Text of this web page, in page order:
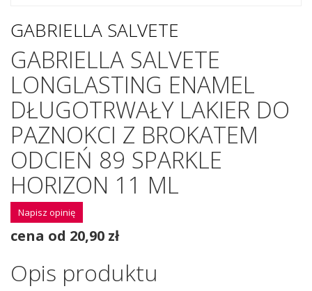
GABRIELLA SALVETE
GABRIELLA SALVETE
LONGLASTING ENAMEL
DŁUGOTRWAŁY LAKIER DO
PAZNOKCI Z BROKATEM
ODCIEŃ 89 SPARKLE
HORIZON 11 ML
Napisz opinię
cena od 20,90 zł
Opis produktu